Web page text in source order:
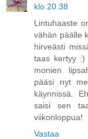
klo 20.38
Lintuhaaste
vähän päälle
hirveästi
taas kertyy :)
monien
pääsi nyt
käynnissä.
saisi sen
viikonloppua!
Vastaa